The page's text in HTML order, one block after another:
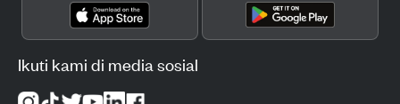
Ikuti kami di media sosial